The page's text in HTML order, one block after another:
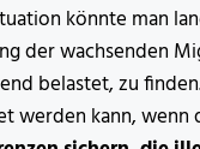
könnte man
der wachsenden
belastet, zu
werden kann,